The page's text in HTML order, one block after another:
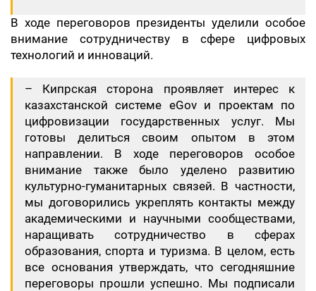
В ходе переговоров президенты уделили особое
внимание сотрудничеству в сфере цифровых
технологий и инноваций.
– ​Кипрская сторона проявляет интерес к
казахстанской системе eGov и проектам по
цифровизации государственных услуг. Мы
готовы делиться своим опытом в этом
направлении. В ходе переговоров особое
внимание также было уделено развитию
культурно-гуманитарных связей. В частности,
мы договорились укреплять контакты между
академическими и научными сообществами,
наращивать сотрудничество в сферах
образования, спорта и туризма. В целом, есть
все основания утверждать, что сегодняшние
переговоры прошли успешно. Мы подписали